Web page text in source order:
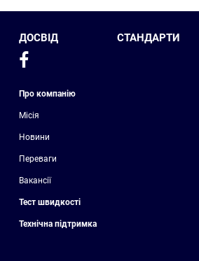
ДОСВІД СТАНДАРТИ
Про компанію
Місія
Новини
Переваги
Вакансії
Тест швидкості
Технічна підтримка